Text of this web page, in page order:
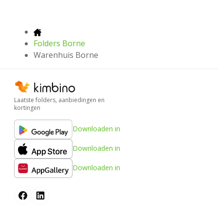
Folders Borne
Warenhuis Borne
Laatste folders, aanbiedingen en
kortingen
Downloaden in
Downloaden in
Downloaden in